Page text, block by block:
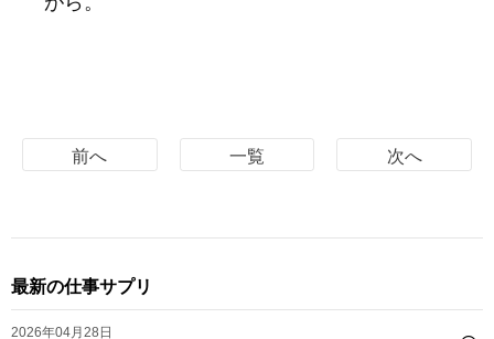
前へ 一覧 次へ
最新の仕事サプリ
2026年04月28日